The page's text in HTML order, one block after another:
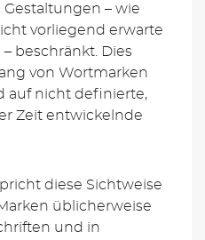
– wie
vorliegend erwarte
beschränkt. Dies
von Wortmarken
auf nicht definierte,
Zeit entwickelnde
diese Sichtweise
üblicherweise
und in